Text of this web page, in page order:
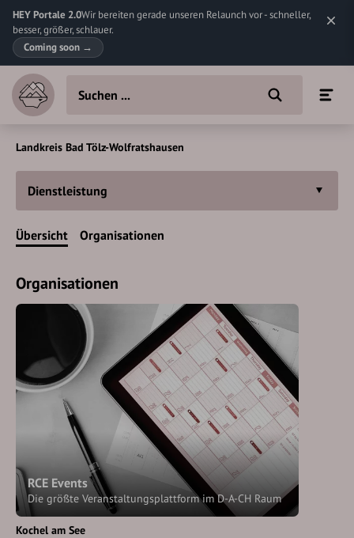
HEY Portale 2.0Wir bereiten gerade unseren Relaunch vor - schneller,
besser, größer, schlauer.
Coming soon →
Landkreis Bad Tölz-Wolfratshausen
Dienstleistung
Übersicht Organisationen
Organisationen
RCE Events
Die größte Veranstaltungsplattform im D-A-CH Raum
Kochel am See